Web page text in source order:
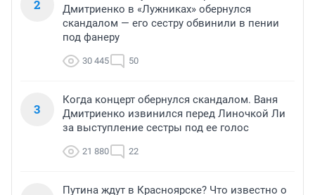
2
Дмитриенко в «Лужниках» обернулся
скандалом — его сестру обвинили в пении
под фанеру
30 445 50
3
Когда концерт обернулся скандалом. Ваня
Дмитриенко извинился перед Линочкой Ли
за выступление сестры под ее голос
21 880 22
Путина ждут в Красноярске? Что известно о